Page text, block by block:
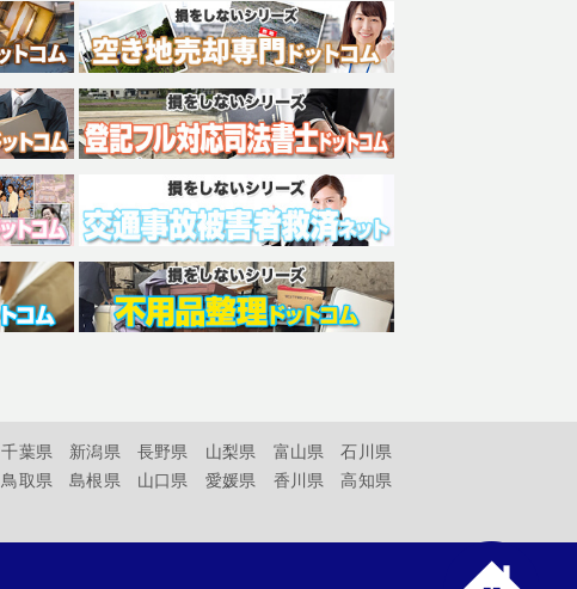
千葉県 新潟県 長野県 山梨県 富山県
石川県
鳥取県 島根県 山口県 愛媛県 香川県
高知県